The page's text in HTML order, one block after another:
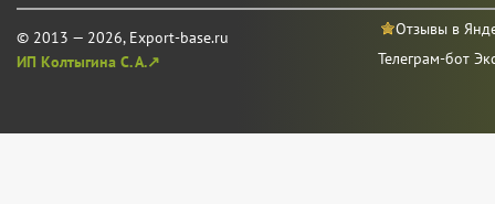
© 2013 — 2026, Export-base.ru
ИП Колтыгина С. А.↗
Отзывы в
Телеграм-бот